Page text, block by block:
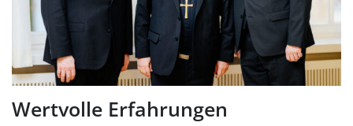
Wertvolle Erfahrungen